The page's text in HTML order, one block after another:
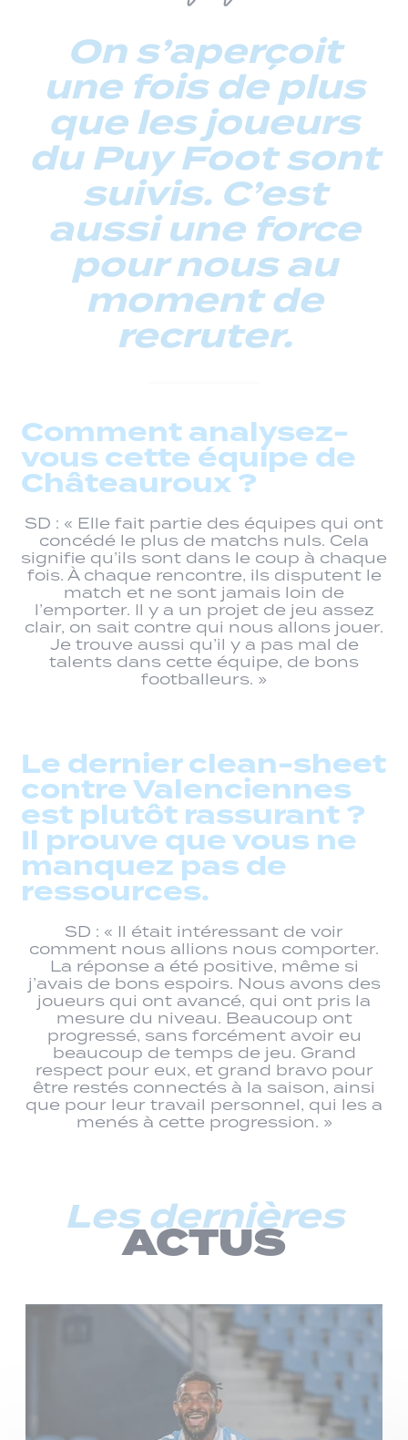
On s’aperçoit
une fois de plus
que les joueurs
du Puy Foot sont
suivis. C’est
aussi une force
pour nous au
moment de
recruter.
Comment analysez-
vous cette équipe de
Châteauroux ?
SD : « Elle fait partie des équipes qui ont
concédé le plus de matchs nuls. Cela
signifie qu’ils sont dans le coup à chaque
fois. À chaque rencontre, ils disputent le
match et ne sont jamais loin de
l’emporter. Il y a un projet de jeu assez
clair, on sait contre qui nous allons jouer.
Je trouve aussi qu’il y a pas mal de
talents dans cette équipe, de bons
footballeurs. »
Le dernier clean-sheet
contre Valenciennes
est plutôt rassurant ?
Il prouve que vous ne
manquez pas de
ressources.
SD : « Il était intéressant de voir
comment nous allions nous comporter.
La réponse a été positive, même si
j’avais de bons espoirs. Nous avons des
joueurs qui ont avancé, qui ont pris la
mesure du niveau. Beaucoup ont
progressé, sans forcément avoir eu
beaucoup de temps de jeu. Grand
respect pour eux, et grand bravo pour
être restés connectés à la saison, ainsi
que pour leur travail personnel, qui les a
menés à cette progression. »
Les dernières
ACTUS